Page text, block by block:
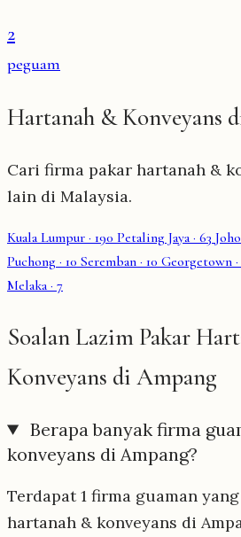
2
peguam
Hartanah & Konveyans
Cari firma pakar hartanah &
lain di Malaysia.
Kuala Lumpur · 190 Petaling Jaya· 63
Puchong · 10 Seremban · 10 Georgetown
Melaka· 7
Soalan Lazim Pakar
Konveyans di Ampang
Berapa banyak firma
konveyans di Ampang?
Terdapat 1 firma guaman
hartanah & konveyans di